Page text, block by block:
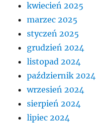
kwiecień 2025
marzec 2025
styczeń 2025
grudzień 2024
listopad 2024
październik 2024
wrzesień 2024
sierpień 2024
lipiec 2024